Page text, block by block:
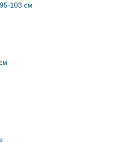
103 см